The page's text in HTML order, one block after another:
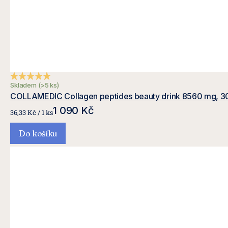
COLLAMEDIC Collagen peptides beauty drink 8560 mg,
Průměrné hodnocení produktu je 4,9 z 5 hvězdiček.
Skladem (>5 ks)
1 090 Kč
Měrná
cena:
36,33 Kč / 1 ks
Do košíku